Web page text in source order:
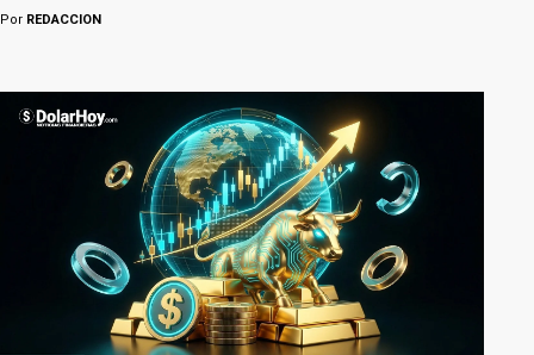
Por REDACCION